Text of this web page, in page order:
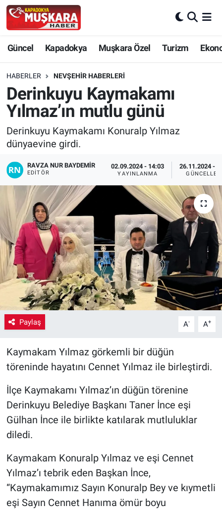
Güncel Kapadokya Muşkara Özel Turizm
HABERLER NEVŞEHIR HABERLERI
Derinkuyu Kaymakamı
Yılmaz’ın mutlu günü
Derinkuyu Kaymakamı Konuralp Yılmaz
dünyaevine girdi.
RAVZA NUR BAYDEMIR
EDITÖR
02.09.2024 - 14:03
YAYINLANMA
26.11.2024 -
Paylaş A- A+
Kaymakam Yılmaz görkemli bir düğün
töreninde hayatını Cennet Yılmaz ile birleştirdi.
İlçe Kaymakamı Yılmaz’ın düğün törenine
Derinkuyu Belediye Başkanı Taner İnce eşi
Gülhan İnce ile birlikte katılarak mutluluklar
diledi.
Kaymakam Konuralp Yılmaz ve eşi Cennet
Yılmaz’ı tebrik eden Başkan İnce,
“Kaymakamımız Sayın Konuralp Bey ve kıymetli
eşi Sayın Cennet Hanıma ömür boyu
Güncel
SEÇİM
Muşkara Özel
Ekonomi
Kapadokya
Turizm
Kültür - Sanat
Yaşam
VEFATLAR
Nevşehir Hava Durumu
Nevşehir Trafik Yoğunluk Haritası
Süper Lig Puan Durumu ve Fikstür
Tüm Manşetler
Son Dakika Haberleri
Haber Arşivi